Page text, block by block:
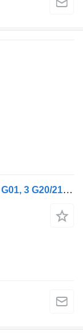
18329488919 catalizador para BMW X3 G01, 3 G20/21, 5 G30/31 - 1.6 coche